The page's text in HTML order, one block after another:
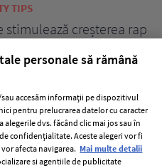
rapidă a
personale să rămână
accesăm informații pe dispozitivul
pentru prelucrarea datelor cu caracter
dvs. făcând clic mai jos sau în
confidențialitate. Aceste alegeri vor fi
afecta navigarea. Mai multe detalii
si agentiile de publicitate